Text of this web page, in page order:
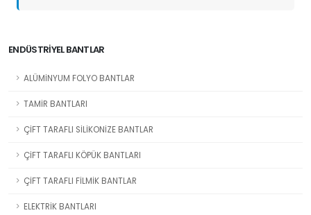
ENDÜSTRİYEL BANTLAR
ALÜMİNYUM FOLYO BANTLAR
TAMİR BANTLARI
ÇİFT TARAFLI SİLİKONİZE BANTLAR
ÇİFT TARAFLI KÖPÜK BANTLARI
ÇİFT TARAFLI FİLMİK BANTLAR
ELEKTRİK BANTLARI